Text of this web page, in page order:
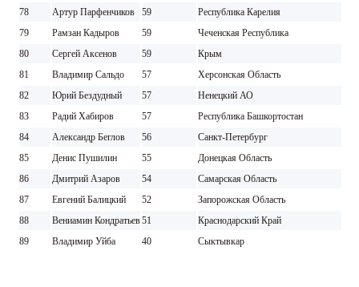
78
Артур Парфенчиков 59
Республика Карелия
79
Рамзан Кадыров 59
Чеченская Республика
80
Сергей Аксенов 59
Крым
81
Владимир Сальдо 57
Херсонская Область
82
Юрий Бездудный 57
Ненецкий АО
83
Радий Хабиров 57
Республика Башкортостан
84
Александр Беглов 56
Санкт-Петербург
85
Денис Пушилин 55
Донецкая Область
86
Дмитрий Азаров 54
Самарская Область
87
Евгений Балицкий 52
Запорожская Область
88
Вениамин Кондратьев51
Краснодарский Край
89
Владимир Уйба 40 Сыктывкар